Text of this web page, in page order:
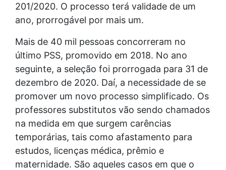
201/2020. O processo terá validade de um
ano, prorrogável por mais um.
Mais de 40 mil pessoas concorreram no
último PSS, promovido em 2018. No ano
seguinte, a seleção foi prorrogada para 31 de
dezembro de 2020. Daí, a necessidade de se
promover um novo processo simplificado. Os
professores substitutos vão sendo chamados
na medida em que surgem carências
temporárias, tais como afastamento para
estudos, licenças médica, prêmio e
maternidade. São aqueles casos em que o